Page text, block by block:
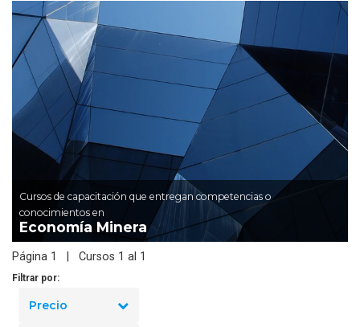
Cursos de capacitación que entregan competencias o
conocimientos en
Economía Minera
Página 1 | Cursos 1 al 1
Filtrar por:
Precio